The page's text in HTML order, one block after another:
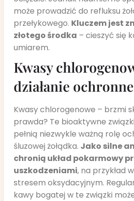
może prowadzić do refluksu
przełykowego. Kluczem jest
złotego środka – cieszyć się
umiarem.
Kwasy
działanie
Kwasy chlorogenowe – brzmi
prawda? Te bioaktywne
pełnią niezwykle ważną rolę
śluzowej żołądka. Jako silne
chronią układ pokarmowy
uszkodzeniami, na przykład
stresem oksydacyjnym.
kawy bogatej w te związki